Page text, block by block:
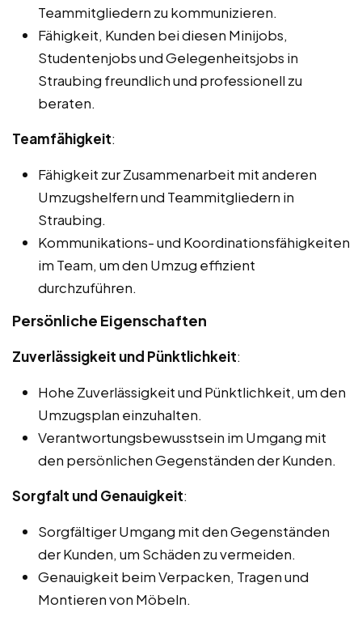
Teammitgliedern zu kommunizieren.
Fähigkeit, Kunden bei diesen Minijobs,
Studentenjobs und Gelegenheitsjobs in
Straubing freundlich und professionell zu
beraten.
Teamfähigkeit:
Fähigkeit zur Zusammenarbeit mit anderen
Umzugshelfern und Teammitgliedern in
Straubing.
Kommunikations- und Koordinationsfähigkeiten
im Team, um den Umzug effizient
durchzuführen.
Persönliche Eigenschaften
Zuverlässigkeit und Pünktlichkeit:
Hohe Zuverlässigkeit und Pünktlichkeit, um den
Umzugsplan einzuhalten.
Verantwortungsbewusstsein im Umgang mit
den persönlichen Gegenständen der Kunden.
Sorgfalt und Genauigkeit:
Sorgfältiger Umgang mit den Gegenständen
der Kunden, um Schäden zu vermeiden.
Genauigkeit beim Verpacken, Tragen und
Montieren von Möbeln.